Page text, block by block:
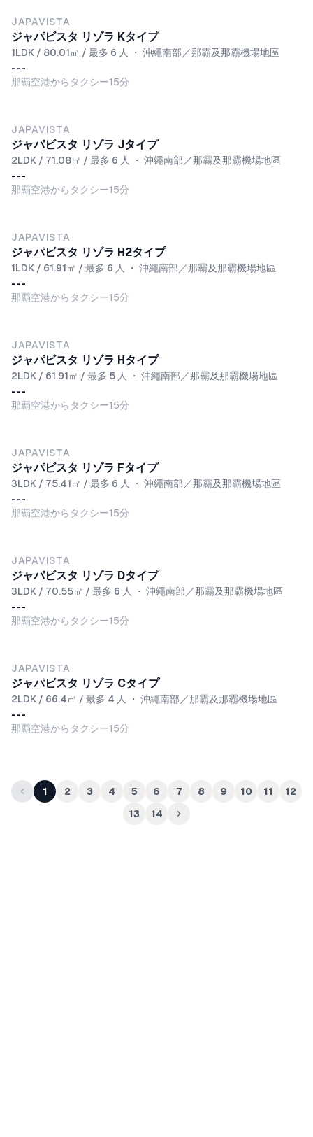
NEW
JAPAVISTA
ジャパビスタ リゾラ Kタイプ
1LDK / 80.01㎡ / 最多 6 人 ・ 沖繩南部／那霸及那霸機場地區
---
那覇空港からタクシー15分
NEW
JAPAVISTA
ジャパビスタ リゾラ Jタイプ
2LDK / 71.08㎡ / 最多 6 人 ・ 沖繩南部／那霸及那霸機場地區
---
那覇空港からタクシー15分
NEW
JAPAVISTA
ジャパビスタ リゾラ H2タイプ
1LDK / 61.91㎡ / 最多 6 人 ・ 沖繩南部／那霸及那霸機場地區
---
那覇空港からタクシー15分
NEW
JAPAVISTA
ジャパビスタ リゾラ Hタイプ
2LDK / 61.91㎡ / 最多 5 人 ・ 沖繩南部／那霸及那霸機場地區
---
那覇空港からタクシー15分
NEW
JAPAVISTA
ジャパビスタ リゾラ Fタイプ
3LDK / 75.41㎡ / 最多 6 人 ・ 沖繩南部／那霸及那霸機場地區
---
那覇空港からタクシー15分
JAPAVISTA
ジャパビスタ リゾラ Dタイプ
3LDK / 70.55㎡ / 最多 6 人 ・ 沖繩南部／那霸及那霸機場地區
---
那覇空港からタクシー15分
JAPAVISTA
ジャパビスタ リゾラ Cタイプ
2LDK / 66.4㎡ / 最多 4 人 ・ 沖繩南部／那霸及那霸機場地區
---
那覇空港からタクシー15分
1 2 3 4 5 6 7 8 9 10 11
12
13
14